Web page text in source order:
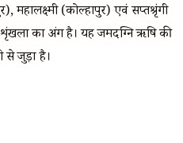
महालक्ष्मी (कोल्हापुर) एवं सप्तश्रृंगी
का अंग है। यह जमदग्नि ऋषि की
से जुड़ा है।